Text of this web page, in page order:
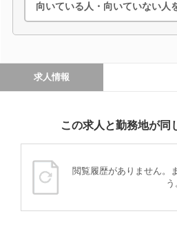
向いている人・向いていない人
求人情報
この求人と勤務地が同
閲覧履歴がありません。
う